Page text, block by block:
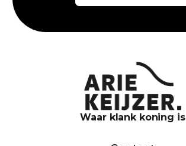
Waar klank koning is